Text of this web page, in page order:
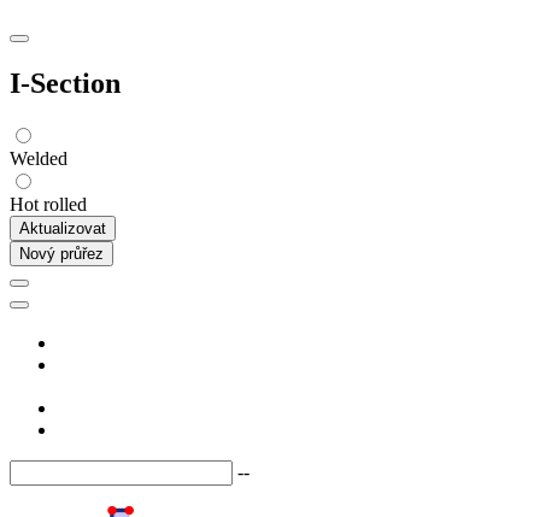
I-Section
Welded
Hot rolled
Aktualizovat
Nový průřez
--